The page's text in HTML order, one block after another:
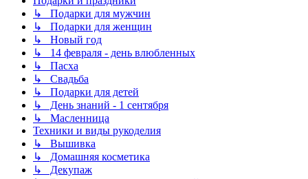
↳ Подарки для мужчин
↳ Подарки для женщин
↳ Новый год
↳ 14 февраля - день влюбленных
↳ Пасха
↳ Свадьба
↳ Подарки для детей
↳ День знаний - 1 сентября
↳ Масленница
Техники и виды рукоделия
↳ Вышивка
↳ Домашняя косметика
↳ Декупаж